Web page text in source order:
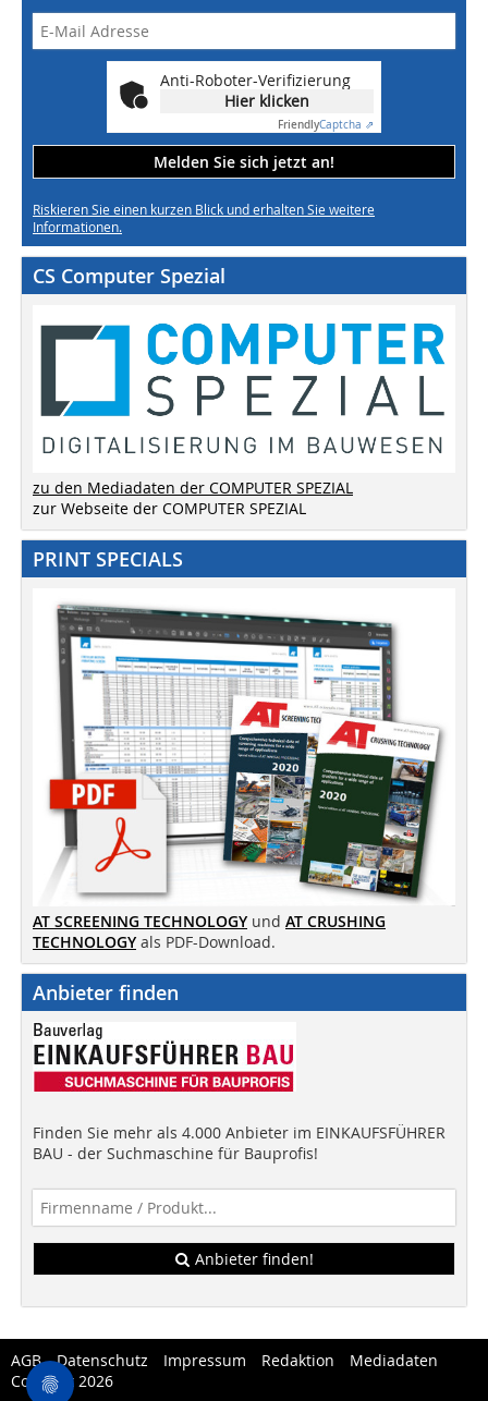
Anti-Roboter-Verifizierung
Hier klicken
FriendlyCaptcha ⇗
Melden Sie sich jetzt an!
Riskieren Sie einen kurzen Blick und erhalten Sie weitere
Informationen.
CS Computer Spezial
zu den Mediadaten der COMPUTER SPEZIAL
zur Webseite der COMPUTER SPEZIAL
PRINT SPECIALS
AT SCREENING TECHNOLOGY und AT CRUSHING
TECHNOLOGY als PDF-Download.
Anbieter finden
Finden Sie mehr als 4.000 Anbieter im EINKAUFSFÜHRER
BAU - der Suchmaschine für Bauprofis!
Anbieter finden!
AGB Datenschutz Impressum Redaktion
Mediadaten
Copytest 2026